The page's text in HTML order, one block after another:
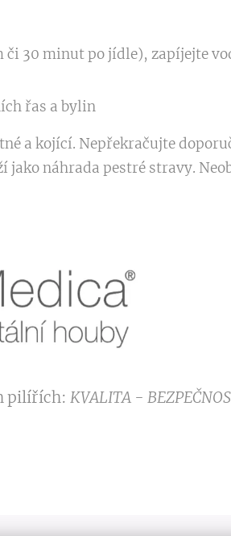
30 minut po jídle), zapíjejte
řas a bylin
a kojící. Nepřekračujte
náhrada pestré stravy.
pilířích: KVALITA -